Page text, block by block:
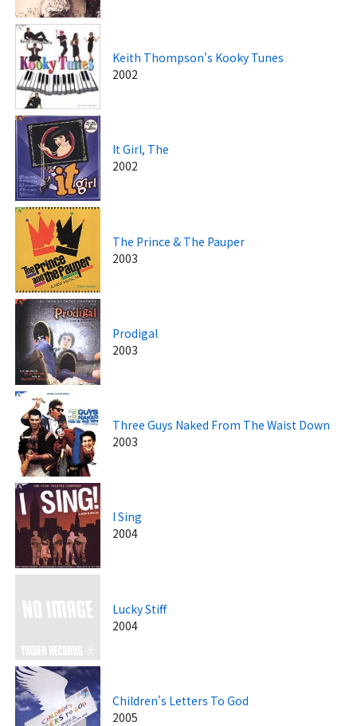
Keith Thompson's Kooky Tunes
2002
It Girl, The
2002
The Prince & The Pauper
2003
Prodigal
2003
Three Guys Naked From The Waist Down
2003
I Sing
2004
Lucky Stiff
2004
Children's Letters To God
2005